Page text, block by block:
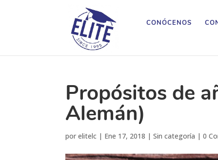
CONÓCENOS
Propósitos de
Alemán)
porelitelc | Ene 17, 2018 |Sin categoría |0